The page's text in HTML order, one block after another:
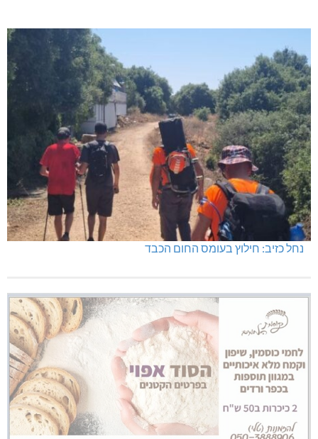
נחל כזיב: חילוץ בעומס החום הכבד